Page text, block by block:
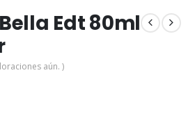
Edt 80ml
aún. )